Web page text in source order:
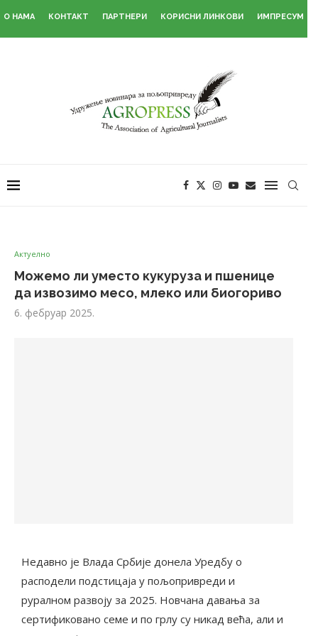
О НАМА КОНТАКТ ПАРТНЕРИ КОРИСНИ ЛИНКОВИ ИМПРЕСУМ
Актуелно
Можемо ли уместо кукуруза и пшенице
да извозимо месо, млеко или биогориво
6. фебруар 2025.
Недавно је Влада Србије донела Уредбу о
расподели подстицаја у пољопривреди и
руралном развоју за 2025. Новчана давања за
сертификовано семе и по грлу су никад већа, али и